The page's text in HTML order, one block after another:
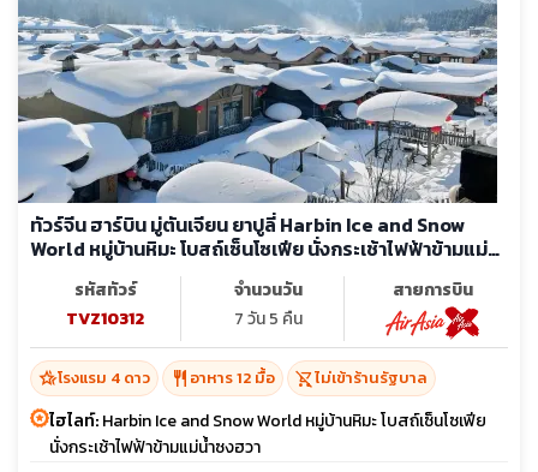
ทัวร์จีน ฮาร์บิน มู่ตันเจียน ยาปูลี่ Harbin Ice and Snow
World หมู่บ้านหิมะ โบสถ์เซ็นโซเฟีย นั่งกระเช้าไฟฟ้าข้ามแม่น้ำ
รหัสทัวร์
TVZ10312
จำนวนวัน
7 วัน 5 คืน
สายการบิน
hotel_classโรงแรม 4 ดาว restaurant อาหาร 12 มื้อ shopping_cart_offไม่เข้าร้านรัฐบาล
ไฮไลท์:Harbin Ice and Snow World หมู่บ้านหิมะ โบสถ์เซ็นโซเฟีย
นั่งกระเช้าไฟฟ้าข้ามแม่น้ำซงฮวา